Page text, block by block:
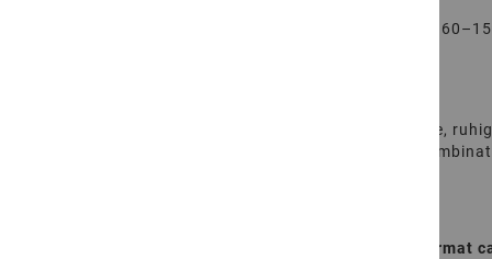
sind in der Körnungsgröße
setzen Basaltsteine dunkle,
in
Format